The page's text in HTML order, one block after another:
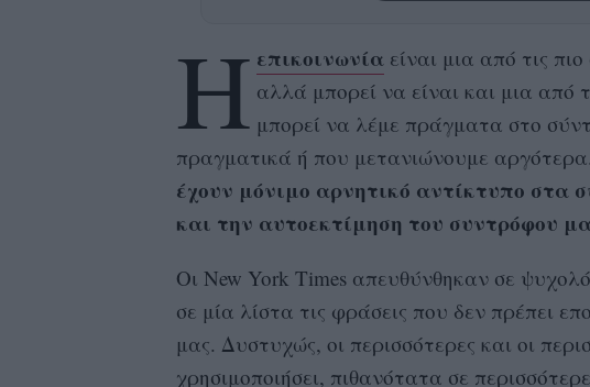
Η επικοινωνία είναι μια από τις
αλλά μπορεί να είναι και μια από
μπορεί να λέμε πράγματα στο
πραγματικά ή που μετανιώνουμε
έχουν μόνιμο αρνητικό αντίκτυπο στα
και την αυτοεκτίμηση του συντρόφου
Οι New York Times απευθύνθηκαν σε
σε μία λίστα τις φράσεις που δεν πρέπει
μας. Δυστυχώς, οι περισσότερες και οι
χρησιμοποιήσει, πιθανότατα σε